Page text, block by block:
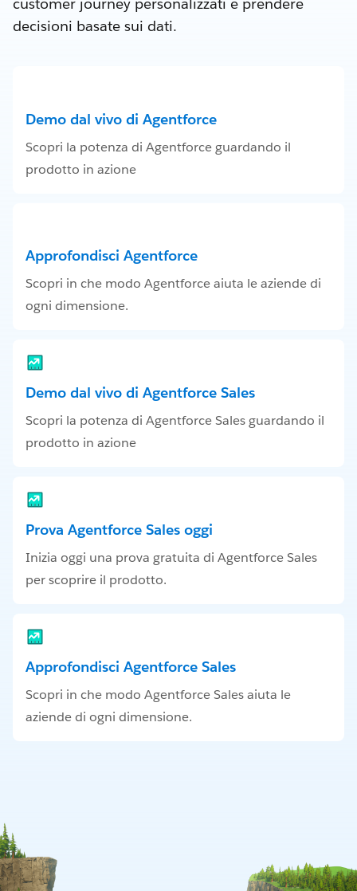
decisioni basate sui dati.
Demo dal vivo di Agentforce
Scopri la potenza di Agentforce guardando il
prodotto in azione
Approfondisci Agentforce
Scopri in che modo Agentforce aiuta le aziende di
ogni dimensione.
Demo dal vivo di Agentforce Sales
Scopri la potenza di Agentforce Sales guardando il
prodotto in azione
Prova Agentforce Sales oggi
Inizia oggi una prova gratuita di Agentforce Sales
per scoprire il prodotto.
Approfondisci Agentforce Sales
Scopri in che modo Agentforce Sales aiuta le
aziende di ogni dimensione.